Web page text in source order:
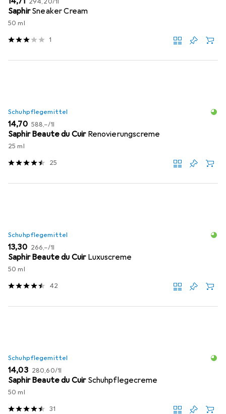
Saphir Sneaker Cream
50 ml
1
Schuhpflegemittel
EUR
14,70 EUR
588,–/1l
Saphir Beaute du Cuir Renovierungscreme
25 ml
25
Schuhpflegemittel
EUR
13,30 EUR
266,–/1l
Saphir Beaute du Cuir Luxuscreme
50 ml
42
Schuhpflegemittel
EUR
14,03 EUR
280,60/1l
Saphir Beaute du Cuir Schuhpflegecreme
50 ml
31